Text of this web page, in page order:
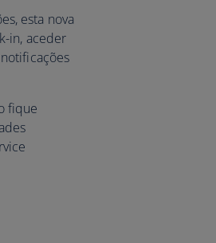
esta nova
in, aceder
fique